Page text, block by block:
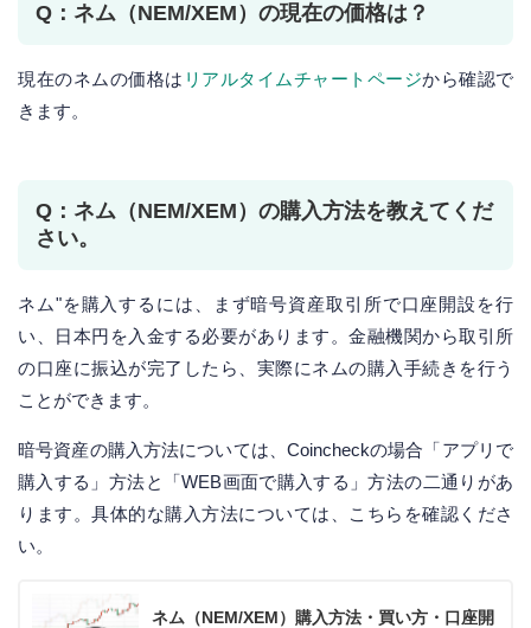
Q：ネム（NEM/XEM）の現在の価格は？
現在のネムの価格は リアルタイムチャートページから確認で
きます。
Q：ネム（NEM/XEM）の購入方法を教えてくだ
さい。
ネム"を購入するには、まず暗号資産取引所で口座開設を行
い、日本円を入金する必要があります。金融機関から取引所
の口座に振込が完了したら、実際にネムの購入手続きを行う
ことができます。
暗号資産の購入方法については、Coincheckの場合「アプリで
購入する」方法と「WEB画面で購入する」方法の二通りがあ
ります。具体的な購入方法については、こちらを確認くださ
い。
ネム（NEM/XEM）購入方法・買い方・口座開